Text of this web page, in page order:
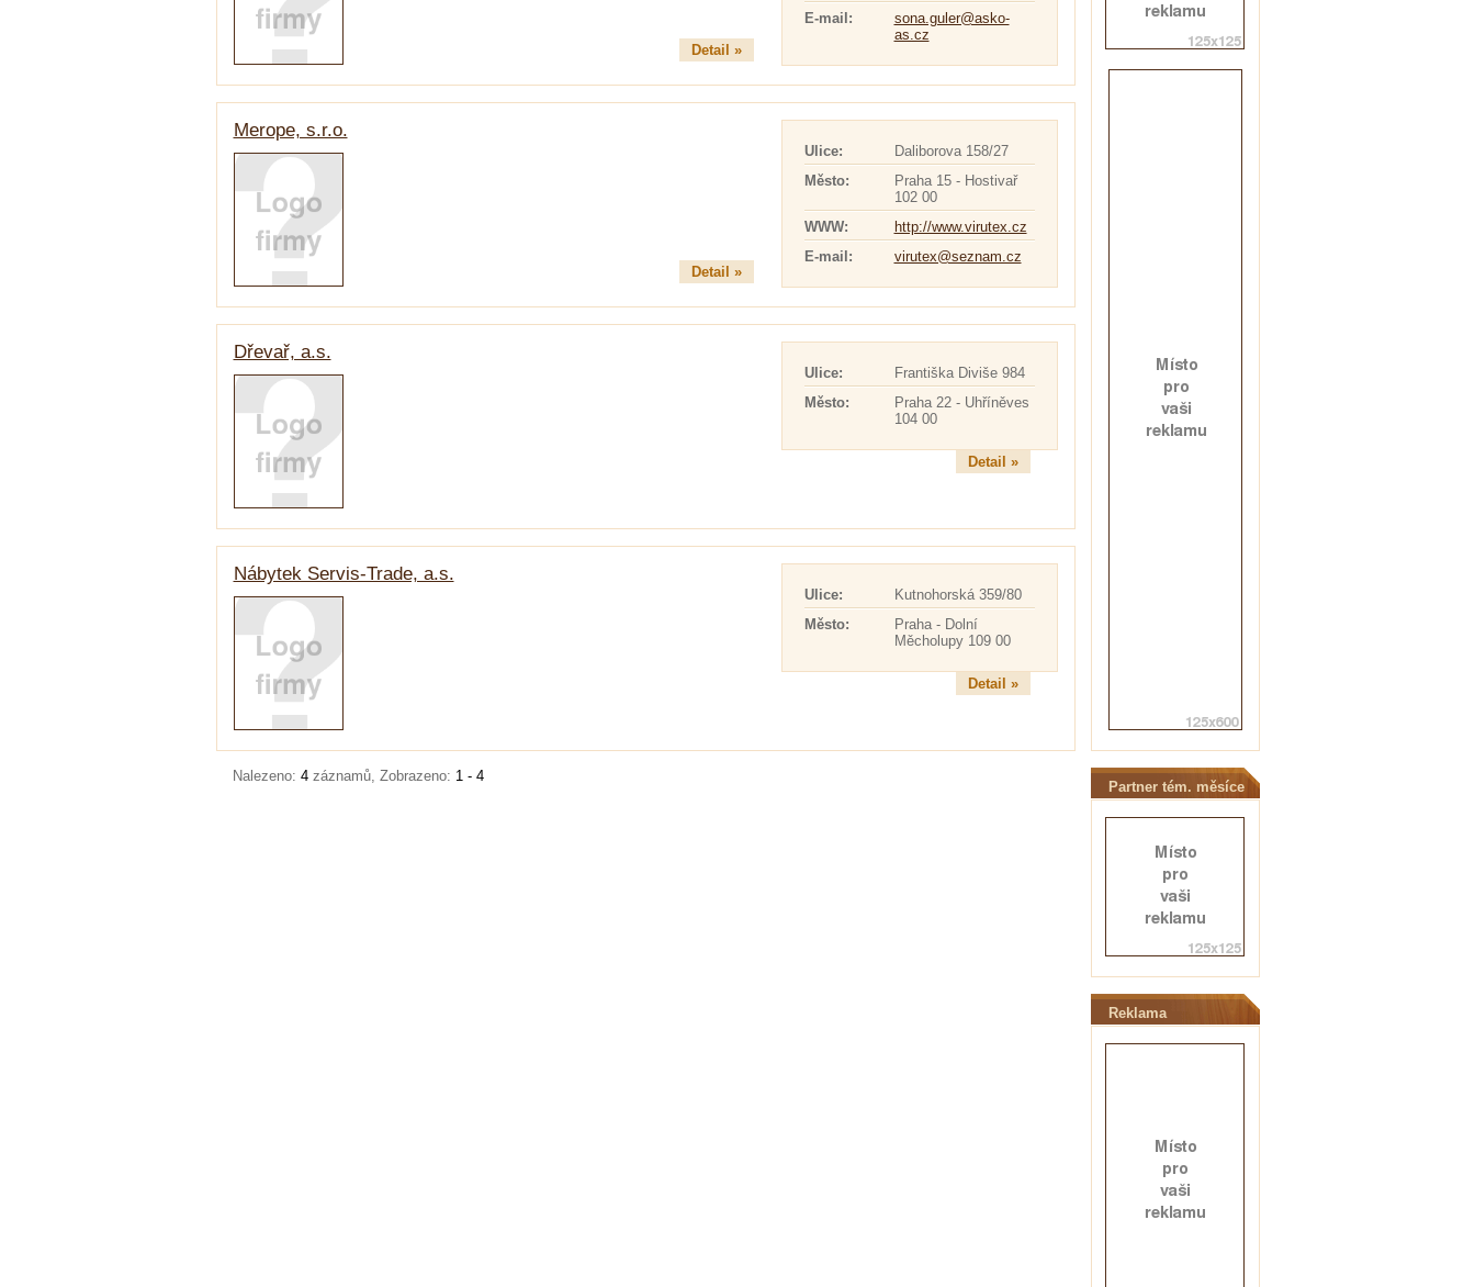
E-mail:
sona.guler@asko-
as.cz
Detail »
Merope, s.r.o.
Ulice:
Daliborova 158/27
Město:
Praha 15 - Hostivař
102 00
WWW:
http://www.virutex.cz
E-mail:
virutex@seznam.cz
Detail »
Dřevař, a.s.
Ulice:
Františka Diviše 984
Město:
Praha 22 - Uhříněves
104 00
Detail »
Nábytek Servis-Trade, a.s.
Ulice:
Kutnohorská 359/80
Město:
Praha - Dolní
Měcholupy 109 00
Detail »
Nalezeno: 4 záznamů, Zobrazeno: 1 - 4
Partner tém. měsíce
Reklama